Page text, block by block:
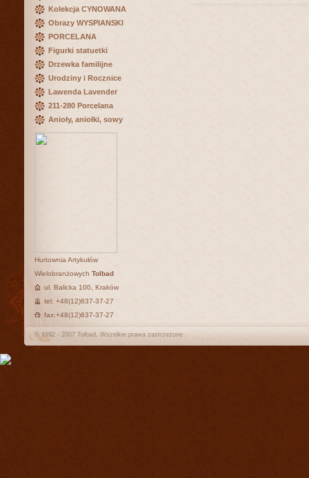
Kolekcja CYNOWANA
Obrazy WYSPIANSKI
PORCELANA
Figurki statuetki
Drzewka familijne
Urodziny i Rocznice
Lawenda Lavender
211-280 Porcelana
Anioły, aniołki, sowy
Hurtownia Artykułów
Wielobranżowych Tolbad
ul. Balicka 100, Kraków
tel: +48(12)637-37-27
fax:+48(12)637-37-27
© 1992 - 2007 Tolbad. Wszelkie prawa zastrzeżone